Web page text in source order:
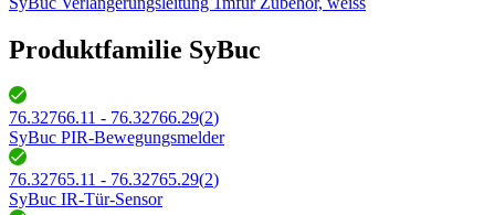
Produktfamilie SyBuc
76.32766.11 - 76.32766.29(2)
SyBuc PIR-Bewegungsmelder
76.32765.11 - 76.32765.29(2)
SyBuc IR-Tür-Sensor